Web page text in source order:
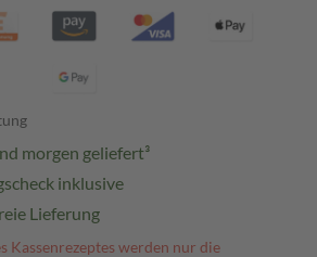
morgen geliefert³
inklusive
Lieferung
Kassenrezeptes werden nur die